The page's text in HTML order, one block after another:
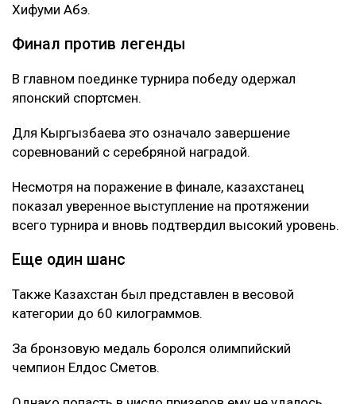
Хифуми Абэ.
Финал против легенды
В главном поединке турнира победу одержал
японский спортсмен.
Для Кыргызбаева это означало завершение
соревнований с серебряной наградой.
Несмотря на поражение в финале, казахстанец
показал уверенное выступление на протяжении
всего турнира и вновь подтвердил высокий уровень.
Еще один шанс
Также Казахстан был представлен в весовой
категории до 60 килограммов.
За бронзовую медаль боролся олимпийский
чемпион Елдос Сметов.